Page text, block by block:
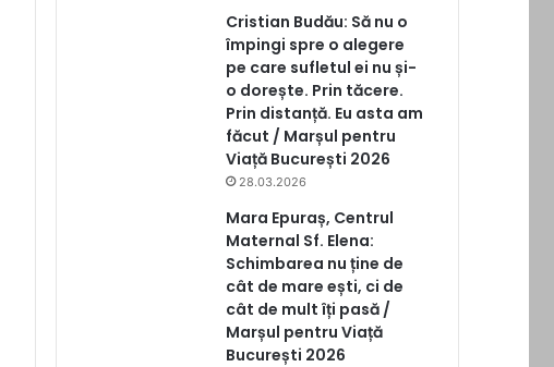
Cristian Budău: Să nu o
împingi spre o alegere
pe care sufletul ei nu și-
o dorește. Prin tăcere.
Prin distanță. Eu asta am
făcut / Marșul pentru
Viață București 2026
28.03.2026
Mara Epuraș, Centrul
Maternal Sf. Elena:
Schimbarea nu ține de
cât de mare ești, ci de
cât de mult îți pasă /
Marșul pentru Viață
București 2026